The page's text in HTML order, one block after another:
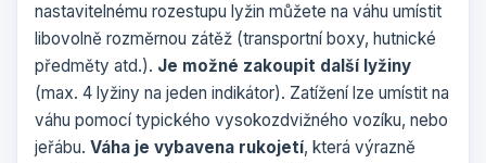
nastavitelnému rozestupu lyžin můžete na váhu umístit
libovolně rozměrnou zátěž (transportní boxy, hutnické
předměty atd.). Je možné zakoupit další lyžiny
(max. 4 lyžiny na jeden indikátor). Zatížení lze umístit na
váhu pomocí typického vysokozdvižného vozíku, nebo
jeřábu. Váha je vybavena rukojetí, která výrazně